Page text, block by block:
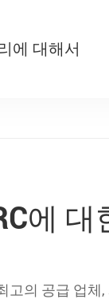
에 대해서
에 대
고의 공급 업